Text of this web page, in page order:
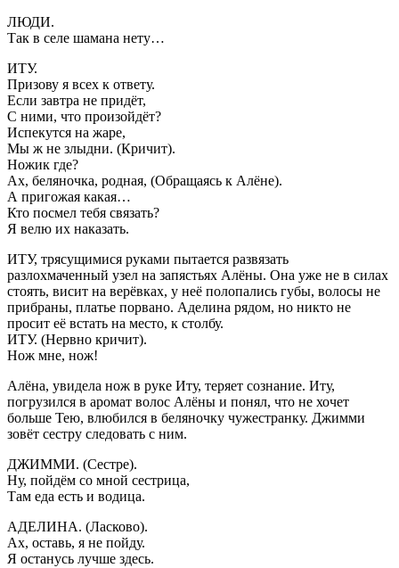
ЛЮДИ.
Так в селе шамана нету…
ИТУ.
Призову я всех к ответу.
Если завтра не придёт,
С ними, что произойдёт?
Испекутся на жаре,
Мы ж не злыдни. (Кричит).
Ножик где?
Ах, беляночка, родная, (Обращаясь к Алёне).
А пригожая какая…
Кто посмел тебя связать?
Я велю их наказать.
ИТУ, трясущимися руками пытается развязать
разлохмаченный узел на запястьях Алёны. Она уже не в силах
стоять, висит на верёвках, у неё полопались губы, волосы не
прибраны, платье порвано. Аделина рядом, но никто не
просит её встать на место, к столбу.
ИТУ. (Нервно кричит).
Нож мне, нож!
Алёна, увидела нож в руке Иту, теряет сознание. Иту,
погрузился в аромат волос Алёны и понял, что не хочет
больше Тею, влюбился в беляночку чужестранку. Джимми
зовёт сестру следовать с ним.
ДЖИММИ. (Сестре).
Ну, пойдём со мной сестрица,
Там еда есть и водица.
АДЕЛИНА. (Ласково).
Ах, оставь, я не пойду.
Я останусь лучше здесь.